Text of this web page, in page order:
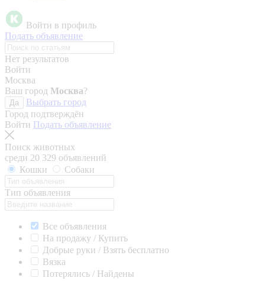
Войти в профиль
Подать объявление
Нет результатов
Войти
Москва
Ваш город Москва?
Да
Выбрать город
Город подтверждён
Войти Подать объявление
Поиск животных
среди 20 329 объявлений
Кошки
Собаки
Тип объявления
Все объявления
На продажу / Купить
Добрые руки / Взять бесплатно
Вязка
Потерялись / Найдены